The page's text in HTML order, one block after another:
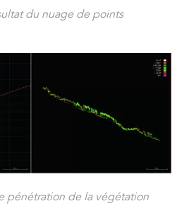
du nuage de points
pénétration de la végétation